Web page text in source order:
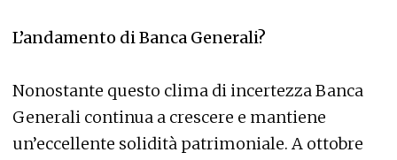
L’andamento di Banca Generali?
Nonostante questo clima di incertezza Banca
Generali continua a crescere e mantiene
un’eccellente solidità patrimoniale. A ottobre